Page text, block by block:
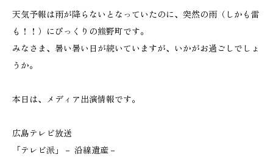
天気予報は雨が降らないとなっていたのに、突然の雨（しかも雷
も！！）にびっくりの熊野町です。
みなさま、暑い暑い日が続いていますが、いかがお過ごしでしょ
うか。
本日は、メディア出演情報です。
広島テレビ放送
「テレビ派」－ 沿線遺産－